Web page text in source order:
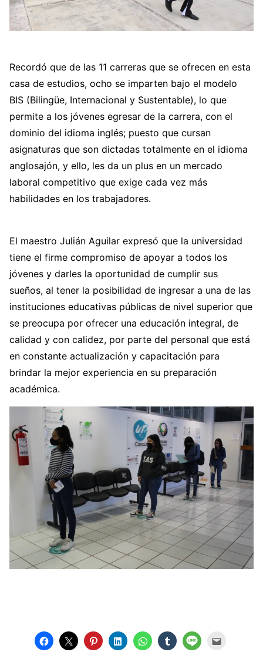
Recordó que de las 11 carreras que se ofrecen en esta
casa de estudios, ocho se imparten bajo el modelo
BIS (Bilingüe, Internacional y Sustentable), lo que
permite a los jóvenes egresar de la carrera, con el
dominio del idioma inglés; puesto que cursan
asignaturas que son dictadas totalmente en el idioma
anglosajón, y ello, les da un plus en un mercado
laboral competitivo que exige cada vez más
habilidades en los trabajadores.
El maestro Julián Aguilar expresó que la universidad
tiene el firme compromiso de apoyar a todos los
jóvenes y darles la oportunidad de cumplir sus
sueños, al tener la posibilidad de ingresar a una de las
instituciones educativas públicas de nivel superior que
se preocupa por ofrecer una educación integral, de
calidad y con calidez, por parte del personal que está
en constante actualización y capacitación para
brindar la mejor experiencia en su preparación
académica.